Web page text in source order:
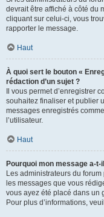
devrait être affiché à côté du
cliquant sur celui-ci, vous
rapporter le message.
Haut
À quoi sert le bouton «
rédaction d’un sujet ?
Il vous permet d’enregistrer
souhaitez finaliser et publier
messages enregistrés
l’utilisateur.
Haut
Pourquoi mon message a-t-
Les administrateurs du
les messages que vous
vous ayez été placé dans un
Pour plus d’informations,